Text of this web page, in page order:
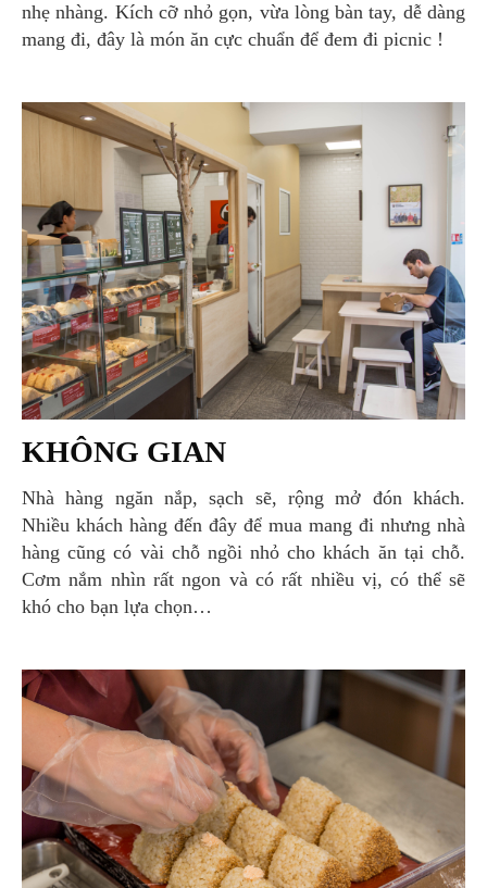
nhẹ nhàng. Kích cỡ nhỏ gọn, vừa lòng bàn tay, dễ dàng
mang đi, đây là món ăn cực chuẩn để đem đi picnic !
KHÔNG GIAN
Nhà hàng ngăn nắp, sạch sẽ, rộng mở đón khách.
Nhiều khách hàng đến đây để mua mang đi nhưng nhà
hàng cũng có vài chỗ ngồi nhỏ cho khách ăn tại chỗ.
Cơm nắm nhìn rất ngon và có rất nhiều vị, có thể sẽ
khó cho bạn lựa chọn…